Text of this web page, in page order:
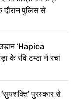
दौरान पुलिस से
‘Hapida
के रवि टम्टा ने रचा
पुरस्कार से